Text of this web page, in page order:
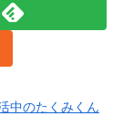
中のたくみくん